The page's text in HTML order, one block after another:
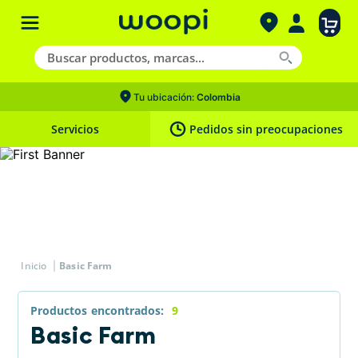
Tu ubicación: Colombia
Servicios Pedidos sin preocupaciones
Basic Farm
9
Productos
Basic Farm